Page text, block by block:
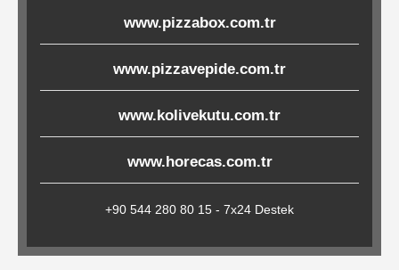
Tepsi
Altlıkları
Amerikan
Servisler
&
Kağıt
www.pizzabox.com.tr
www.pizzavepide.com.tr
www.kolivekutu.com.tr
www.horecas.com.tr
+90 544 280 80 15 - 7x24 Destek